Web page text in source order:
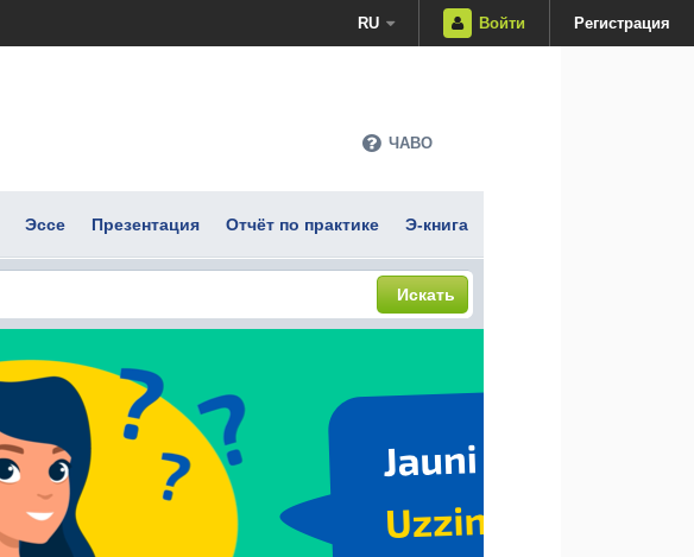
RU Войти Регистрация
ЧАВО
Эссе Презентация Отчёт по практике Э-книга
Искать